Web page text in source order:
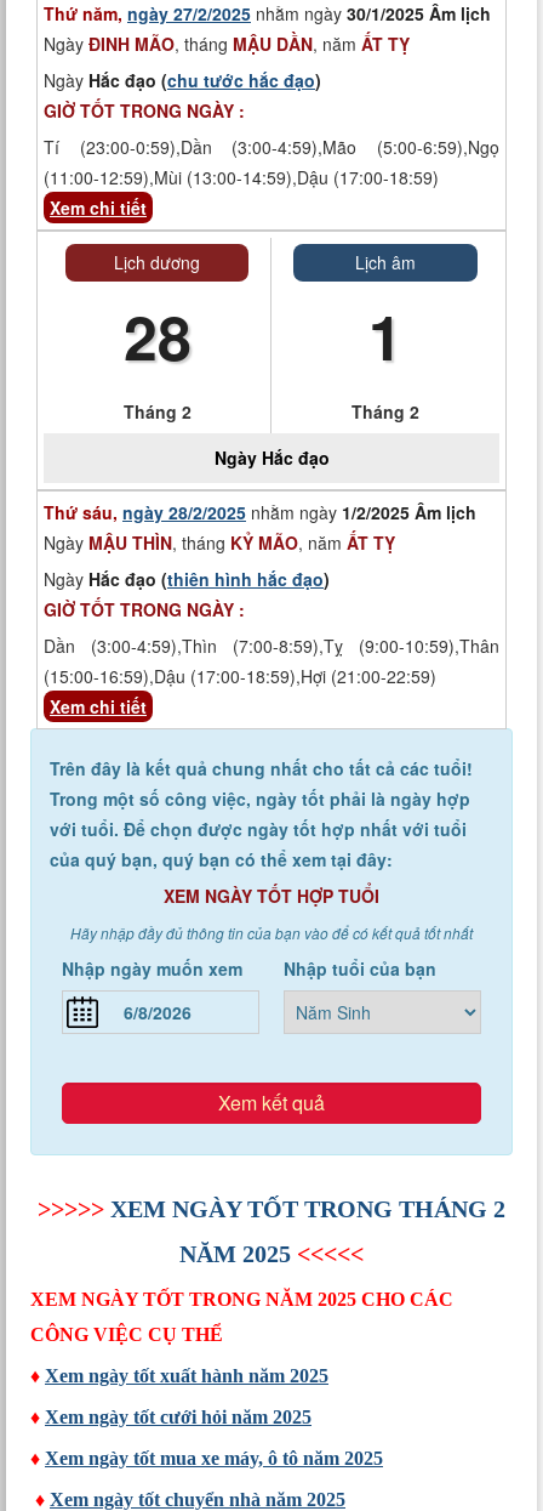
Thứ năm, ngày 27/2/2025 nhằm ngày 30/1/2025 Âm lịch
Ngày ĐINH MÃO, tháng MẬU DẦN, năm ẤT TỴ
Ngày Hắc đạo (chu tước hắc đạo)
GIỜ TỐT TRONG NGÀY :
Tí (23:00-0:59),Dần (3:00-4:59),Mão (5:00-6:59),Ngọ
(11:00-12:59),Mùi (13:00-14:59),Dậu (17:00-18:59)
Xem chi tiết
Lịch dương
28
Tháng 2
Lịch âm
1
Tháng 2
Ngày Hắc đạo
Thứ sáu, ngày 28/2/2025 nhằm ngày 1/2/2025 Âm lịch
Ngày MẬU THÌN, tháng KỶ MÃO, năm ẤT TỴ
Ngày Hắc đạo (thiên hình hắc đạo)
GIỜ TỐT TRONG NGÀY :
Dần (3:00-4:59),Thìn (7:00-8:59),Tỵ (9:00-10:59),Thân
(15:00-16:59),Dậu (17:00-18:59),Hợi (21:00-22:59)
Xem chi tiết
Trên đây là kết quả chung nhất cho tất cả các tuổi!
Trong một số công việc, ngày tốt phải là ngày hợp
với tuổi. Để chọn được ngày tốt hợp nhất với tuổi
của quý bạn, quý bạn có thể xem tại đây:
XEM NGÀY TỐT HỢP TUỔI
Hãy nhập đầy đủ thông tin của bạn vào để có kết quả tốt nhất
Nhập ngày muốn xem Nhập tuổi của bạn
Xem kết quả
>>>>> XEM NGÀY TỐT TRONG THÁNG 2
NĂM 2025 <<<<<
XEM NGÀY TỐT TRONG NĂM 2025 CHO CÁC
CÔNG VIỆC CỤ THỂ
♦ Xem ngày tốt xuất hành năm 2025
♦ Xem ngày tốt cưới hỏi năm 2025
♦ Xem ngày tốt mua xe máy, ô tô năm 2025
♦ Xem ngày tốt chuyển nhà năm 2025